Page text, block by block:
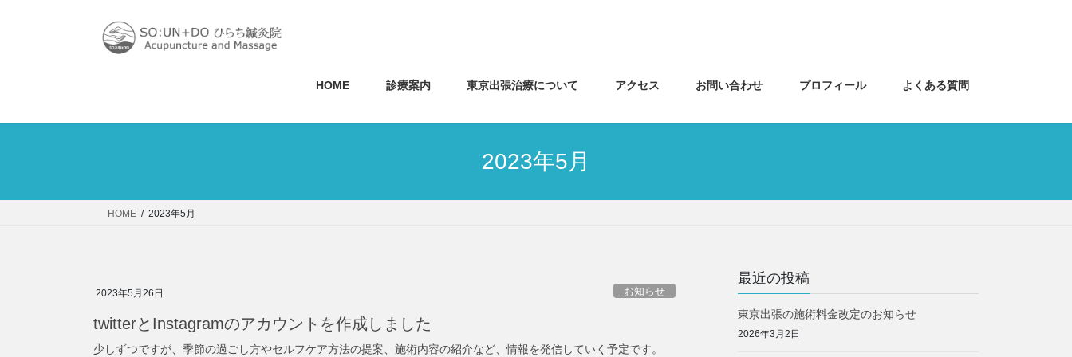
ス
ン
HOME 診療案内 東京出張治療について アクセス お問い合わせ プロフィール よくある質問
2023年5月
HOME 2023年5月
2023年5月26日 お知らせ
twitterとInstagramのアカウントを作成しました
少しずつですが、季節の過ごし方やセルフケア方法の提案、施術内容の紹介など、情報を発信していく予定です。
最近の投稿
東京出張の施術料金改定のお知らせ
2026年3月2日